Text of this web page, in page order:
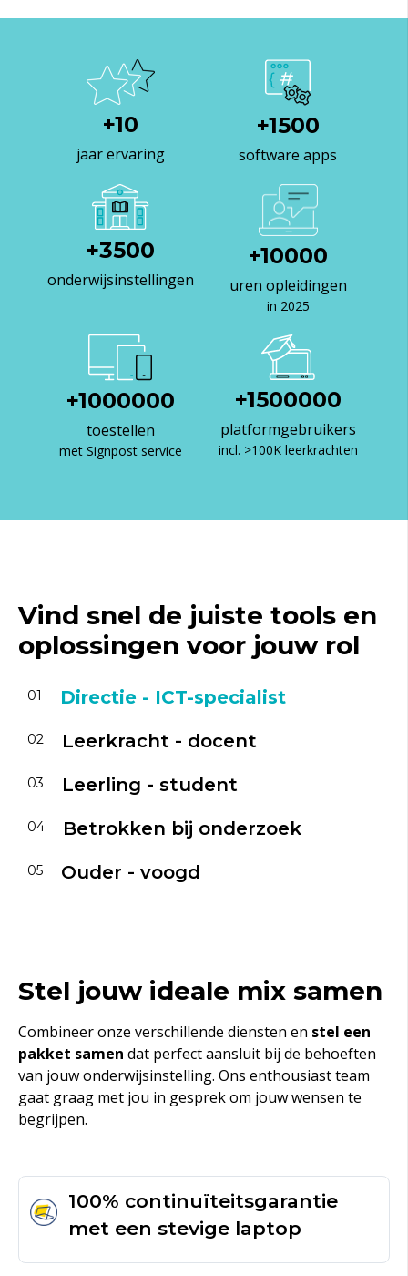
+10
jaar ervaring
+1500
software apps
+3500
onderwijsinstellingen
+10000
uren opleidingen
in 2025
+1000000
toestellen
met Signpost service
+1500000
platformgebruikers
incl. >100K leerkrachten
Vind snel de juiste tools en
oplossingen voor jouw rol
01 Directie - ICT-specialist
02 Leerkracht - docent
03 Leerling - student
04 Betrokken bij onderzoek
05 Ouder - voogd
Stel jouw ideale mix samen
Combineer onze verschillende diensten en stel een
pakket samen dat perfect aansluit bij de behoeften
van jouw onderwijsinstelling. Ons enthousiast team
gaat graag met jou in gesprek om jouw wensen te
begrijpen.
100% continuïteitsgarantie
met een stevige laptop